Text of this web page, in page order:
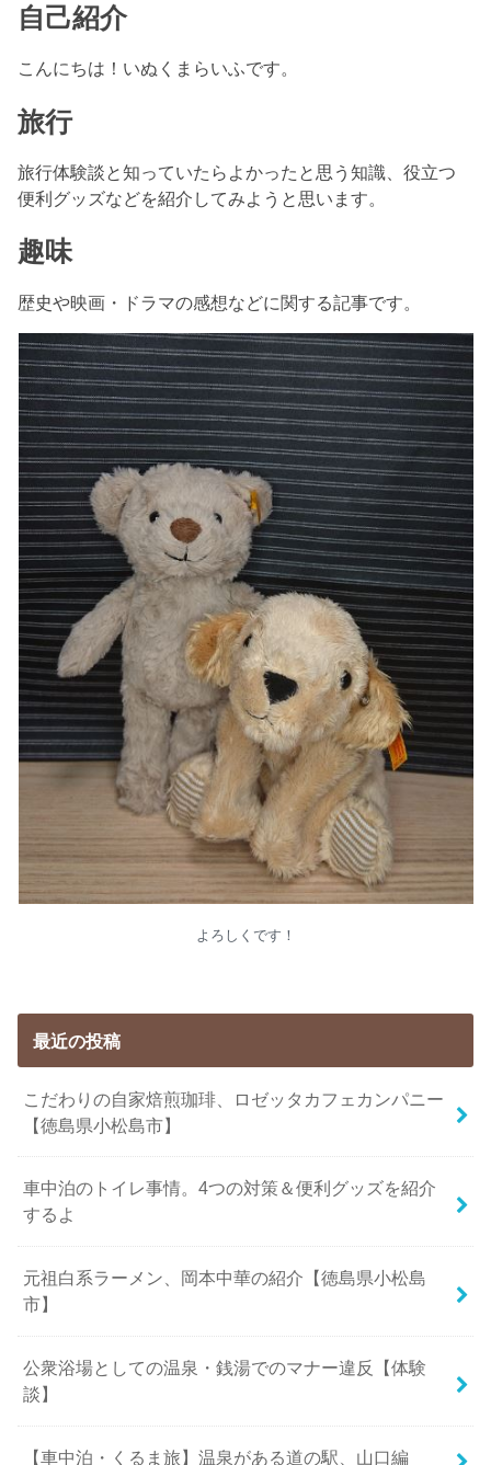
自己紹介
こんにちは！いぬくまらいふです。
旅行
旅行体験談と知っていたらよかったと思う知識、役立つ
便利グッズなどを紹介してみようと思います。
趣味
歴史や映画・ドラマの感想などに関する記事です。
よろしくです！
最近の投稿
こだわりの自家焙煎珈琲、ロゼッタカフェカンパニー
【徳島県小松島市】
車中泊のトイレ事情。4つの対策＆便利グッズを紹介
するよ
元祖白系ラーメン、岡本中華の紹介【徳島県小松島
市】
公衆浴場としての温泉・銭湯でのマナー違反【体験
談】
【車中泊・くるま旅】温泉がある道の駅、山口編